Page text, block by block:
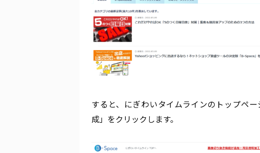
すると、にぎわいタイムラインのトップペ
成」をクリックします。